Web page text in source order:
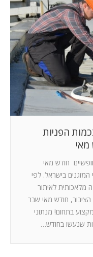
גידול של 520% בכמות הפניות
חודש מאי
בישראל. לפי
עם בינה מלאכותית לאיתור
הציבור, חודש מאי שבר
בתחום! מנתוני